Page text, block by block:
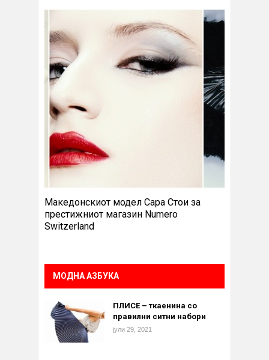
Македонскиот модел Сара Стои за
престижниот магазин Numero
Switzerland
МОДНА АЗБУКА
ПЛИСЕ – ткаенина со
правилни ситни набори
јули 29, 2021